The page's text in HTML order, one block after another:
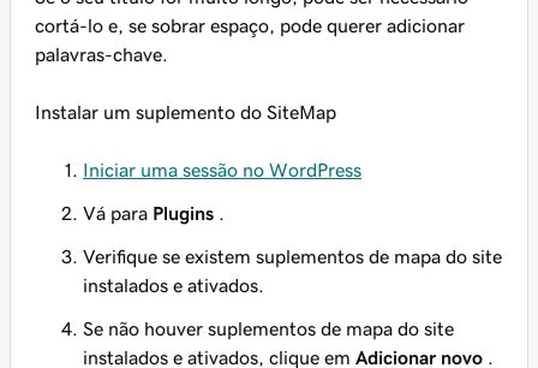
cortá-lo e, se sobrar espaço, pode querer adicionar
palavras-chave.
Instalar um suplemento do SiteMap
Iniciar uma sessão no WordPress
Vá para Plugins
Verifique se existem suplementos de mapa do site
instalados e ativados.
Se não houver suplementos de mapa do site
instalados e ativados, clique em Adicionar novo